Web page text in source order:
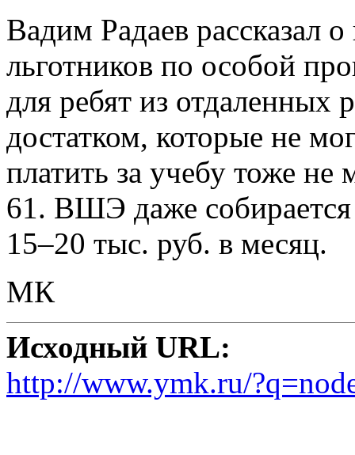
Вадим Радаев рассказал
льготников по особой
для ребят из отдаленных
достатком, которые не
платить за учебу тоже
61. ВШЭ даже
15–20 тыс. руб. в месяц.
МК
Исходный URL:
http://www.ymk.ru/